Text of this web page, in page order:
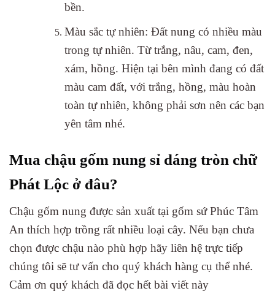
bền.
Màu sắc tự nhiên: Đất nung có nhiều màu
trong tự nhiên. Từ trắng, nâu, cam, đen,
xám, hồng. Hiện tại bên mình đang có đất
màu cam đất, với trắng, hồng, màu hoàn
toàn tự nhiên, không phải sơn nên các bạn
yên tâm nhé.
Mua chậu gốm nung sỉ dáng tròn chữ
Phát Lộc ở đâu?
Chậu gốm nung được sản xuất tại gốm sứ Phúc Tâm
An thích hợp trồng rất nhiều loại cây. Nếu bạn chưa
chọn được chậu nào phù hợp hãy liên hệ trực tiếp
chúng tôi sẽ tư vấn cho quý khách hàng cụ thể nhé.
Cảm ơn quý khách đã đọc hết bài viết này